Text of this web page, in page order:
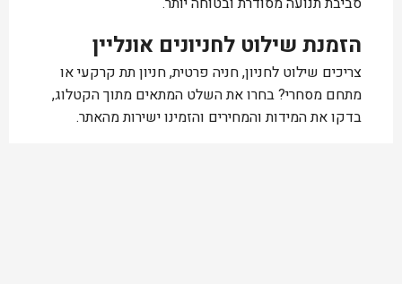
הזמנת שילוט לחניונים אונליין
צריכים שילוט לחניון, חניה פרטית, חניון תת קרקעי או
מתחם מסחרי? בחרו את השלט המתאים מתוך הקטלוג,
בדקו את המידות והמחירים והזמינו ישירות מהאתר.